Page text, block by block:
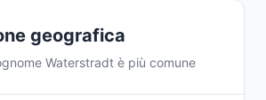
geografica
Waterstradt è più comune